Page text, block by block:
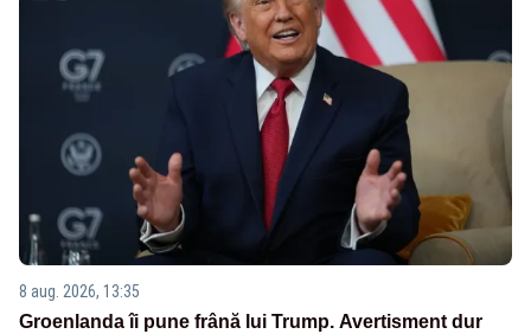
8 aug. 2026, 13:35
Groenlanda îi pune frână lui Trump. Avertisment dur